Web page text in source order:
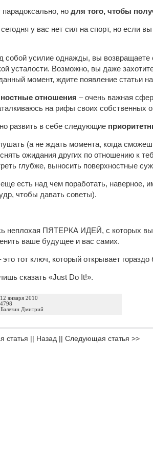
парадоксально, но для того, чтобы
у вас нет сил на спорт, но если
собой усилие однажды, вы
усталости. Возможно, вы даже
момент, ждите появление статьи
отношения – очень важная
на рифы своих собственных
развить в себе следующие
(а не ждать момента, когда
ожидания других по отношению к
глубже, выносить поверхностные
есть над чем поработать, наверное,
чтобы давать советы).
неплохая ПЯТЕРКА ИДЕЙ, с которых вы
ваше будущее и вас самих.
это тот ключ, который открывает
сказать «Just Do It!».
12 января 2010
4798
Балезин Дмитрий
статья || Назад || Следующая статья >>